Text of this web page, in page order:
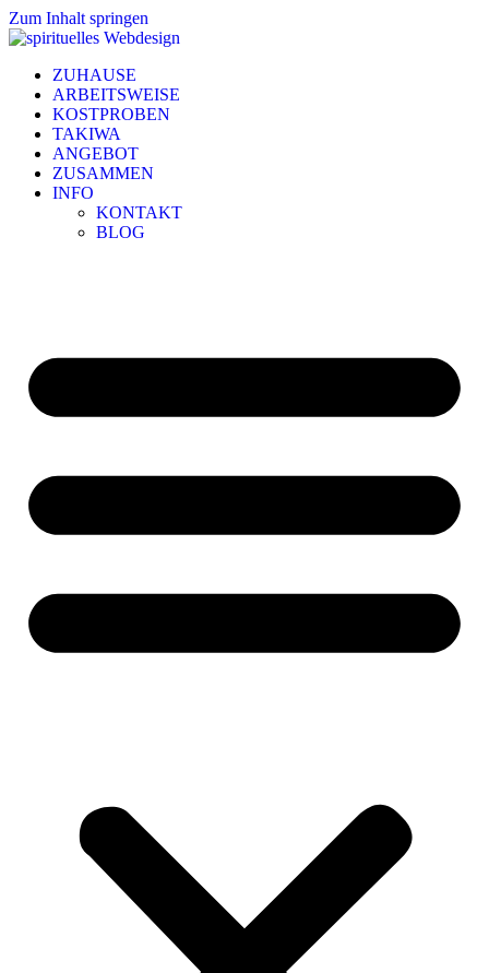
Zum Inhalt springen
ZUHAUSE
ARBEITSWEISE
KOSTPROBEN
TAKIWA
ANGEBOT
ZUSAMMEN
INFO
KONTAKT
BLOG